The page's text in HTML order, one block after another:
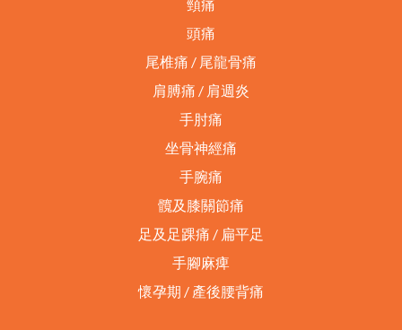
頸痛
頭痛
尾椎痛 / 尾龍骨痛
肩膊痛 / 肩週炎
手肘痛
坐骨神經痛
手腕痛
髖及膝關節痛
足及足踝痛 / 扁平足
手腳麻痺
懷孕期 / 產後腰背痛